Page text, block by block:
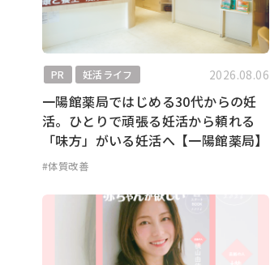
PR 妊活ライフ 2026.08.06
一陽館薬局ではじめる30代からの妊
活。ひとりで頑張る妊活から頼れる
「味方」がいる妊活へ【一陽館薬局】
#体質改善